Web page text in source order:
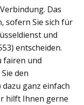
Das
sofern Sie sich für
und
entscheiden.
fairen und
den
ganz einfach
hilft Ihnen gerne